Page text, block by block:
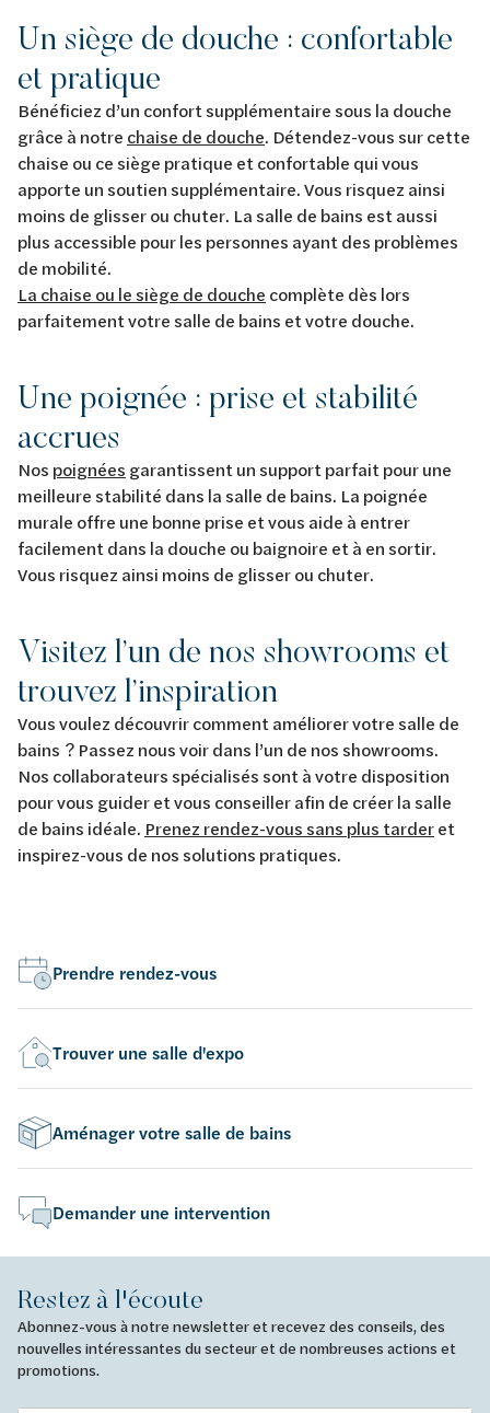
Un siège de douche : confortable
et pratique
Bénéficiez d’un confort supplémentaire sous la douche
grâce à notre chaise de douche. Détendez-vous sur cette
chaise ou ce siège pratique et confortable qui vous
apporte un soutien supplémentaire. Vous risquez ainsi
moins de glisser ou chuter. La salle de bains est aussi
plus accessible pour les personnes ayant des problèmes
de mobilité.
La chaise ou le siège de douche complète dès lors
parfaitement votre salle de bains et votre douche.
Une poignée : prise et stabilité
accrues
Nos poignées garantissent un support parfait pour une
meilleure stabilité dans la salle de bains. La poignée
murale offre une bonne prise et vous aide à entrer
facilement dans la douche ou baignoire et à en sortir.
Vous risquez ainsi moins de glisser ou chuter.
Visitez l’un de nos showrooms et
trouvez l’inspiration
Vous voulez découvrir comment améliorer votre salle de
bains ? Passez nous voir dans l’un de nos showrooms.
Nos collaborateurs spécialisés sont à votre disposition
pour vous guider et vous conseiller afin de créer la salle
de bains idéale. Prenez rendez-vous sans plus tarderet
inspirez-vous de nos solutions pratiques.
Prendre rendez-vous
Trouver une salle d'expo
Aménager votre salle de bains
Demander une intervention
Restez à l'écoute
Abonnez-vous à notre newsletter et recevez des conseils, des
nouvelles intéressantes du secteur et de nombreuses actions et
promotions.